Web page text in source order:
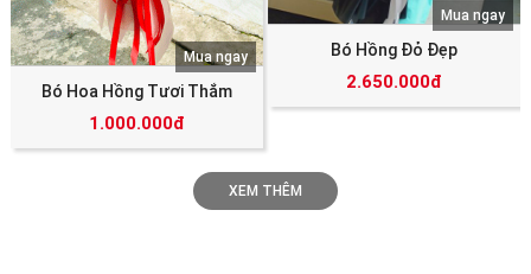
Bó Hoa Hồng Tươi Thắm
1.000.000đ
Mua ngay Bó Hồng Đỏ Đẹp
2.650.000đ
Mua ngay
XEM THÊM